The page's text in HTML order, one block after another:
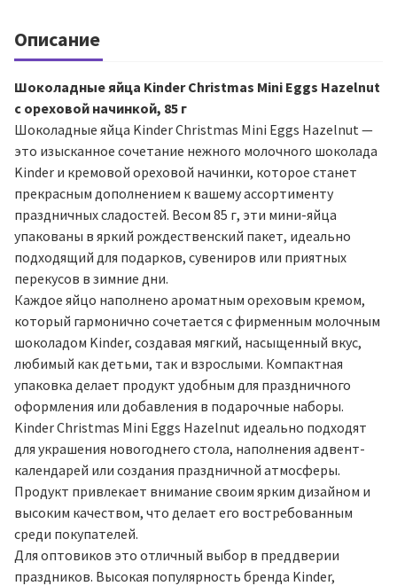
Описание
Шоколадные яйца Kinder Christmas Mini Eggs Hazelnut
с ореховой начинкой, 85 г
Шоколадные яйца Kinder Christmas Mini Eggs Hazelnut —
это изысканное сочетание нежного молочного шоколада
Kinder и кремовой ореховой начинки, которое станет
прекрасным дополнением к вашему ассортименту
праздничных сладостей. Весом 85 г, эти мини-яйца
упакованы в яркий рождественский пакет, идеально
подходящий для подарков, сувениров или приятных
перекусов в зимние дни.
Каждое яйцо наполнено ароматным ореховым кремом,
который гармонично сочетается с фирменным молочным
шоколадом Kinder, создавая мягкий, насыщенный вкус,
любимый как детьми, так и взрослыми. Компактная
упаковка делает продукт удобным для праздничного
оформления или добавления в подарочные наборы.
Kinder Christmas Mini Eggs Hazelnut идеально подходят
для украшения новогоднего стола, наполнения адвент-
календарей или создания праздничной атмосферы.
Продукт привлекает внимание своим ярким дизайном и
высоким качеством, что делает его востребованным
среди покупателей.
Для оптовиков это отличный выбор в преддверии
праздников. Высокая популярность бренда Kinder,